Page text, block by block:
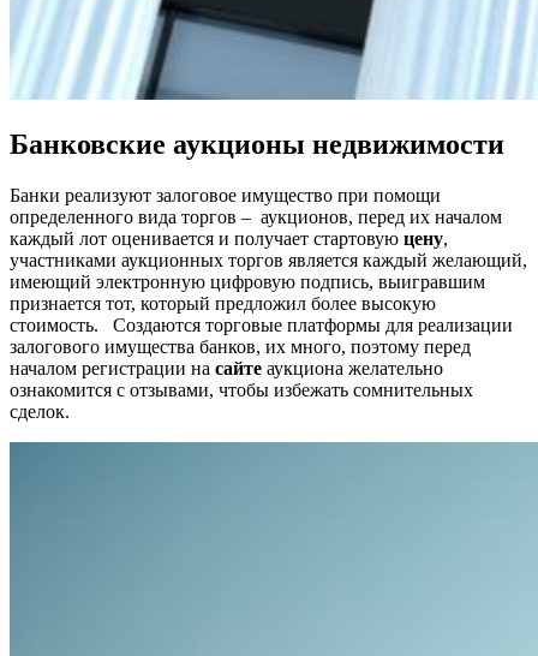
Банковские аукционы недвижимости
Банки реализуют залоговое имущество при помощи
определенного вида торгов – аукционов, перед их началом
каждый лот оценивается и получает стартовую цену,
участниками аукционных торгов является каждый желающий,
имеющий электронную цифровую подпись, выигравшим
признается тот, который предложил более высокую
стоимость.
Создаются торговые платформы для реализации
залогового имущества банков, их много, поэтому перед
началом регистрации на сайте аукциона желательно
ознакомится с отзывами, чтобы избежать сомнительных
сделок.